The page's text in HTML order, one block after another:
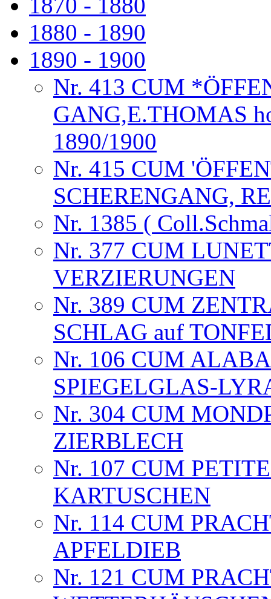
1870 - 1880
1880 - 1890
1890 - 1900
Nr. 413 CUM
GANG,E.THOMAS
1890/1900
Nr. 415 CUM
SCHERENGANG,
Nr. 1385 (
Nr. 377 CUM
VERZIERUNGEN
Nr. 389 CUM
SCHLAG auf
Nr. 106 CUM
SPIEGELGLAS-
Nr. 304 CUM
ZIERBLECH
Nr. 107 CUM
KARTUSCHEN
Nr. 114 CUM
APFELDIEB
Nr. 121 CUM